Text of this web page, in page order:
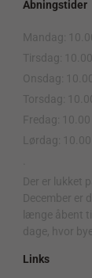
Åbningstider
Mandag:
Tirsdag:
Onsdag:
Torsdag:
Fredag:
Lørdag:
Der er lukket
December er
længe åbent
dage, hvor
Links